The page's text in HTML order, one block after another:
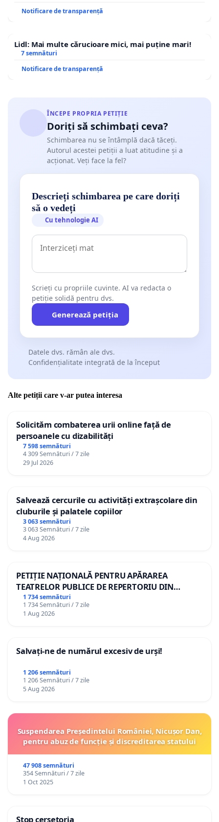
Notificare de transparență
Lidl: Mai multe cărucioare mici, mai puține mari!
7 semnături
Notificare de transparență
ÎNCEPE PROPRIA PETIȚIE
Doriți să schimbați ceva?
Schimbarea nu se întâmplă dacă tăceți.
Autorul acestei petiții a luat atitudine și a
acționat. Veți face la fel?
Descrieți schimbarea pe care doriți
să o vedeți
Cu tehnologie AI
Scrieți cu propriile cuvinte. AI va redacta o
petiție solidă pentru dvs.
Generează petiția
Datele dvs. rămân ale dvs.
Confidențialitate integrată de la început
Alte petiții care v-ar putea interesa
Solicităm combaterea urii online față de
persoanele cu dizabilități
7 598 semnături
4 309 Semnături / 7 zile
29 Jul 2026
Salvează cercurile cu activități extrașcolare din
cluburile și palatele copiilor
3 063 semnături
3 063 Semnături / 7 zile
4 Aug 2026
PETIȚIE NAȚIONALĂ PENTRU APĂRAREA
TEATRELOR PUBLICE DE REPERTORIU DIN
ROMÂNIA
1 734 semnături
1 734 Semnături / 7 zile
1 Aug 2026
Salvați-ne de numărul excesiv de urși!
1 206 semnături
1 206 Semnături / 7 zile
5 Aug 2026
Suspendarea Președintelui României, Nicușor Dan,
pentru abuz de funcție și discreditarea statului
47 908 semnături
354 Semnături / 7 zile
1 Oct 2025
Stop cerșetoria